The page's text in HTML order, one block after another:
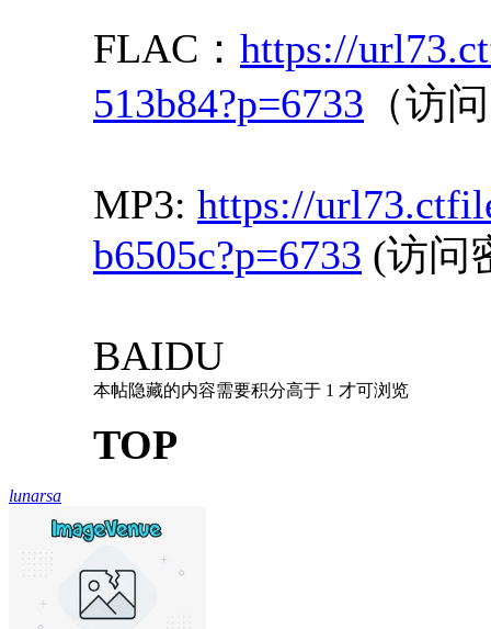
FLAC： https://
513b84?p=6733 （访
MP3: https://
b6505c?p=6733 (访问
BAIDU
本帖隐藏的内容需要积分高于 1 才可浏览
TOP
lunarsa